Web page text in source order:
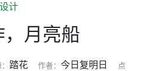
计
月亮船
踏花 作者：今日复明日
点